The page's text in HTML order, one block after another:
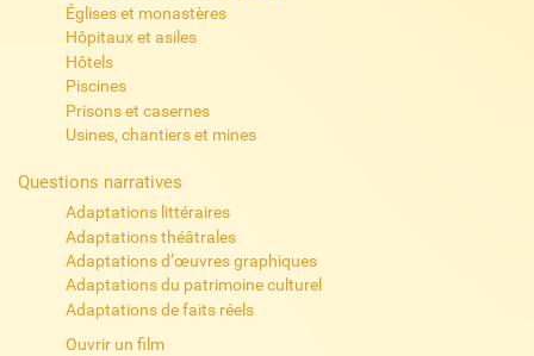
Églises et monastères
Hôpitaux et asiles
Hôtels
Piscines
Prisons et casernes
Usines, chantiers et mines
Questions narratives
Adaptations littéraires
Adaptations théâtrales
Adaptations d’œuvres graphiques
Adaptations du patrimoine culturel
Adaptations de faits réels
Ouvrir un film